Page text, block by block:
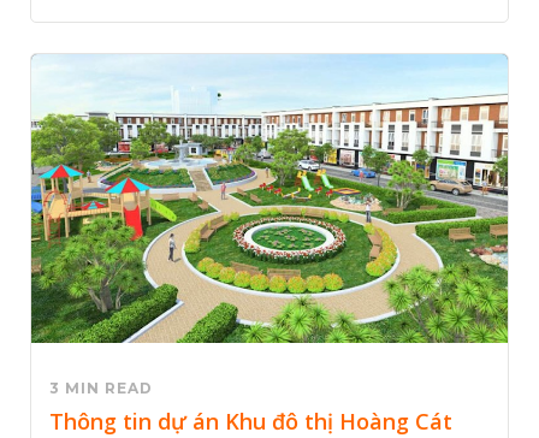
3 MIN READ
Thông tin dự án Khu đô thị Hoàng Cát